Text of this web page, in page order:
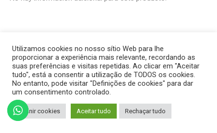
Utilizamos cookies no nosso sítio Web para lhe
proporcionar a experiência mais relevante, recordando as
suas preferências e visitas repetidas. Ao clicar em "Aceitar
tudo", está a consentir a utilização de TODOS os cookies.
No entanto, pode visitar "Definições de cookies" para dar
um consentimento controlado.
Definir cookies Aceitar tudo Rechaçar tudo